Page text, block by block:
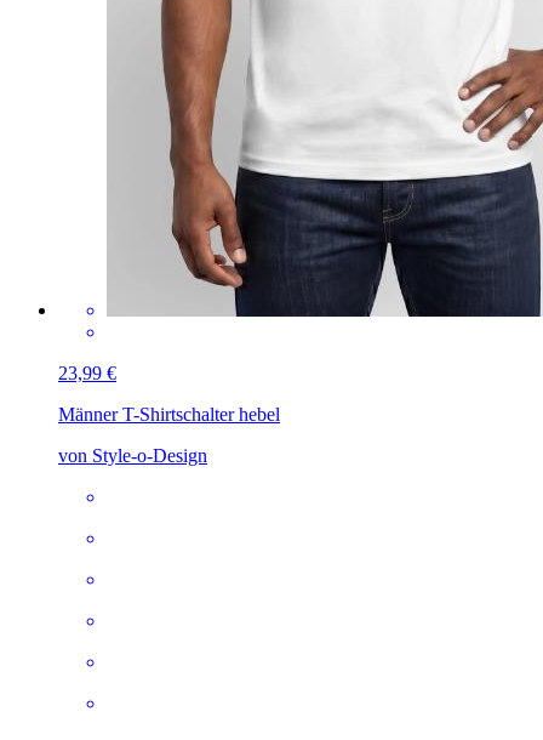
23,99 €
Männer T-Shirtschalter hebel
von Style-o-Design